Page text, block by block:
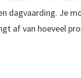
dagvaarding. Je
af van hoeveel